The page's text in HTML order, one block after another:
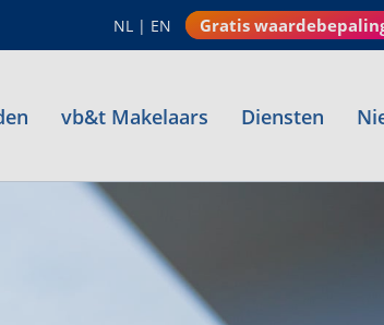
NL | EN Gratis
vb&t Makelaars Diensten